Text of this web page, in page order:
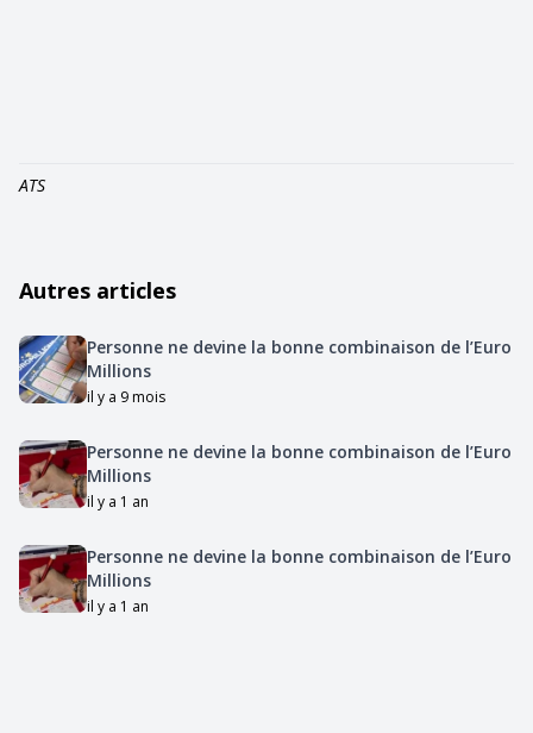
ATS
Autres articles
Personne ne devine la bonne combinaison de l’Euro
Millions
il y a 9 mois
Personne ne devine la bonne combinaison de l’Euro
Millions
il y a 1 an
Personne ne devine la bonne combinaison de l’Euro
Millions
il y a 1 an